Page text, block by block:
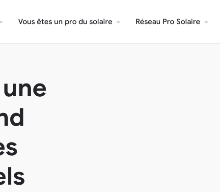
Vous êtes un pro du solaire Réseau Pro Solaire